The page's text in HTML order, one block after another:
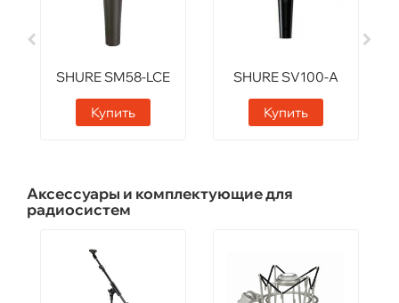
SHURE SM58-LCE
Купить
SHURE SV100-A
Купить
Аксессуары и комплектующие для
радиосистем